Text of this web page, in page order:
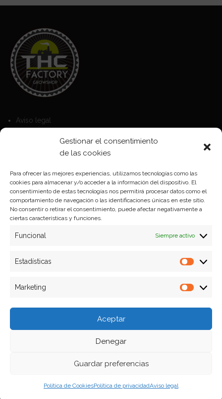
Gestionar el consentimiento
de las cookies
Para ofrecer las mejores experiencias, utilizamos tecnologías como las
cookies para almacenar y/o acceder a la información del dispositivo. El
consentimiento de estas tecnologías nos permitirá procesar datos como el
comportamiento de navegación o las identificaciones únicas en este sitio.
No consentir o retirar el consentimiento, puede afectar negativamente a
ciertas características y funciones.
Funcional Siempre activo
Estadísticas
Marketing
Aceptar
Denegar
Guardar preferencias
Política de CookiesPolítica de privacidadAviso legal
Aviso legal
Política de privacidad
Formas de pago
Plazos y condiciones de envio
Politica de devoluciones